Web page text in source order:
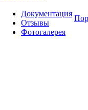
Документация
Отзывы
Фотогалерея